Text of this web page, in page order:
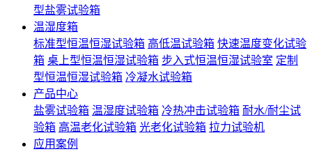
型盐雾试验箱
温湿度箱
标准型恒温恒湿试验箱 高低温试验箱 快速温度变化试验
箱 桌上型恒温恒湿试验箱 步入式恒温恒湿试验室 定制
型恒温恒湿试验箱 冷凝水试验箱
产品中心
盐雾试验箱 温湿度试验箱 冷热冲击试验箱 耐水/耐尘试
验箱 高温老化试验箱 光老化试验箱 拉力试验机
应用案例